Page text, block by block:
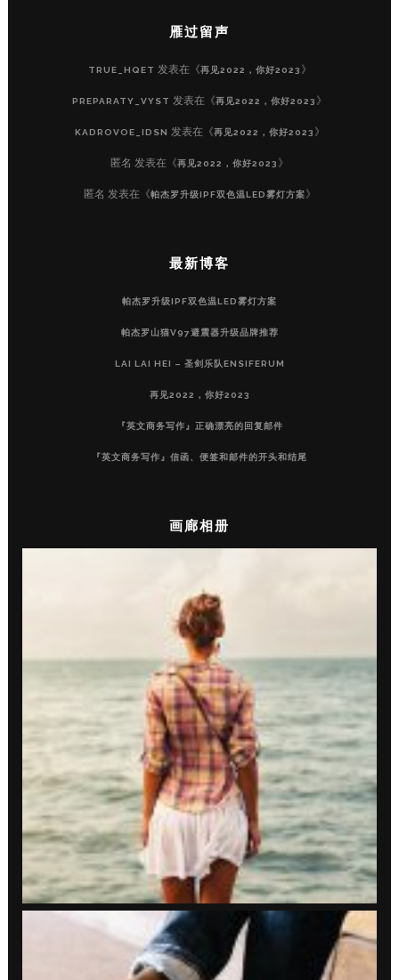
雁过留声
TRUE_HQET 发表在《再见2022，你好2023 》
PREPARATY_VYST 发表在《再见2022，你好2023 》
KADROVOE_IDSN 发表在《再见2022，你好2023 》
匿名 发表在《再见2022，你好2023 》
匿名 发表在《帕杰罗升级IPF双色温LED雾灯方案》
最新博客
帕杰罗升级IPF双色温LED雾灯方案
帕杰罗山猫V97避震器升级品牌推荐
LAI LAI HEI – 圣剑乐队ENSIFERUM
再见2022，你好2023
『英文商务写作』正确漂亮的回复邮件
『英文商务写作』信函、便签和邮件的开头和结尾
画廊相册